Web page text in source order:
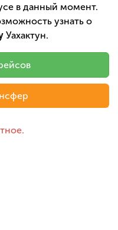
в данный момент.
узнать о
Уахактун.